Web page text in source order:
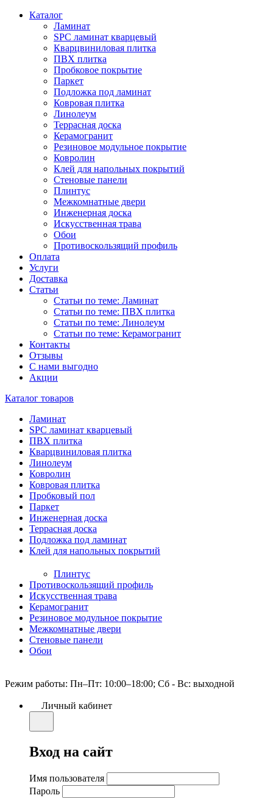
Каталог
Ламинат
SPC ламинат кварцевый
Кварцвиниловая плитка
ПВХ плитка
Пробковое покрытие
Паркет
Подложка под ламинат
Ковровая плитка
Линолеум
Террасная доска
Керамогранит
Резиновое модульное покрытие
Ковролин
Клей для напольных покрытий
Стеновые панели
Плинтус
Межкомнатные двери
Инженерная доска
Искусственная трава
Обои
Противоскользящий профиль
Оплата
Услуги
Доставка
Статьи
Статьи по теме: Ламинат
Статьи по теме: ПВХ плитка
Статьи по теме: Линолеум
Статьи по теме: Керамогранит
Контакты
Отзывы
С нами выгодно
Акции
Каталог товаров
Ламинат
SPC ламинат кварцевый
ПВХ плитка
Кварцвиниловая плитка
Линолеум
Ковролин
Ковровая плитка
Пробковый пол
Паркет
Инженерная доска
Террасная доска
Подложка под ламинат
Клей для напольных покрытий
Плинтус
Противоскользящий профиль
Искусственная трава
Керамогранит
Резиновое модульное покрытие
Межкомнатные двери
Стеновые панели
Обои
Режим работы: Пн–Пт: 10:00–18:00; Сб - Вс: выходной
Личный кабинет
Вход на сайт
Имя пользователя
Пароль